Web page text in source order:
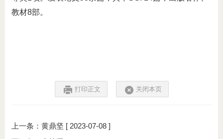
教材8部。
打印正文 关闭本页
上一条： 黄鼎坚 [ 2023-07-08 ]